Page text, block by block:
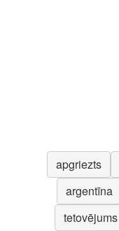
apgriezts
argentīna
tetovējums